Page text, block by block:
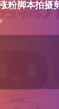
粉脚本拍摄